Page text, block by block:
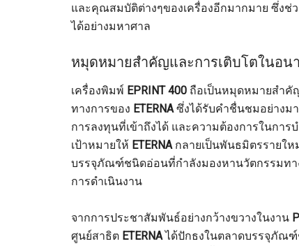
และคุณสมบัติต่างๆของเครื่องอีกมากมาย ซึ่งช่
ได้อย่างมหาศาล
หมุดหมายสำคัญและการเติบโตในอ
เครื่องพิมพ์ EPRINT 400 ถือเป็นหมุดหมายสำคั
ทางการของ ETERNA ซึ่งได้รับคำชื่นชมอย่างม
การลงทุนที่เข้าถึงได้ และความต้องการในการ
เป้าหมายให้ ETERNA กลายเป็นพันธมิตรรายใ
บรรจุภัณฑ์ชนิดอ่อนที่กำลังมองหานวัตกรรมทา
การดำเนินงาน
จากการประชาสัมพันธ์อย่างกว้างขวางในงาน
ศูนย์สาธิต ETERNAได้ปักธงในตลาดบรรจุภัณ